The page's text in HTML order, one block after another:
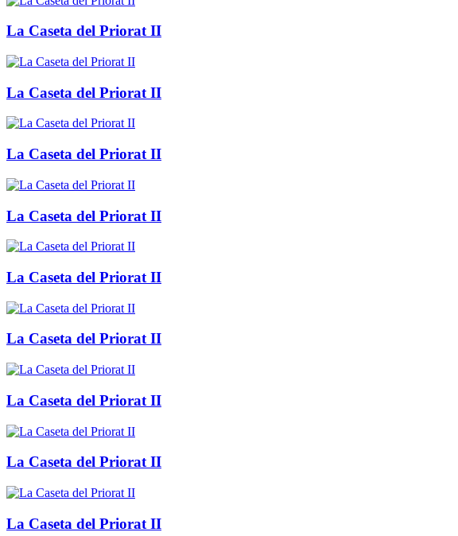
La Caseta del Priorat II
La Caseta del Priorat II
La Caseta del Priorat II
La Caseta del Priorat II
La Caseta del Priorat II
La Caseta del Priorat II
La Caseta del Priorat II
La Caseta del Priorat II
La Caseta del Priorat II